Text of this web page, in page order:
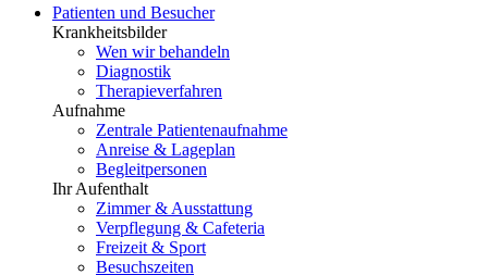
Patienten und Besucher
Krankheitsbilder
Wen wir behandeln
Diagnostik
Therapieverfahren
Aufnahme
Zentrale Patientenaufnahme
Anreise & Lageplan
Begleitpersonen
Ihr Aufenthalt
Zimmer & Ausstattung
Verpflegung & Cafeteria
Freizeit & Sport
Besuchszeiten